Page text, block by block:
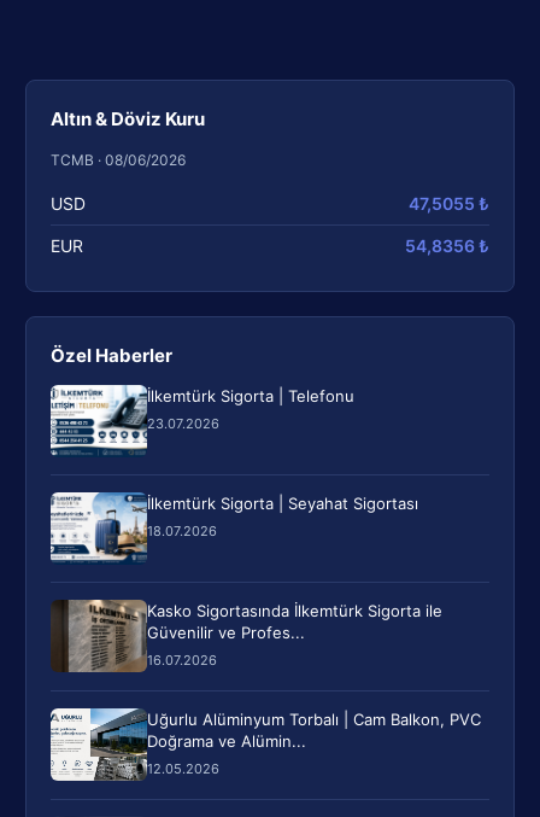
Altın & Döviz Kuru
TCMB · 08/06/2026
USD 47,5055 ₺
EUR 54,8356 ₺
Özel Haberler
İlkemtürk Sigorta | Telefonu
23.07.2026
İlkemtürk Sigorta | Seyahat Sigortası
18.07.2026
Kasko Sigortasında İlkemtürk Sigorta ile
Güvenilir ve Profes...
16.07.2026
Uğurlu Alüminyum Torbalı | Cam Balkon, PVC
Doğrama ve Alümin...
12.05.2026